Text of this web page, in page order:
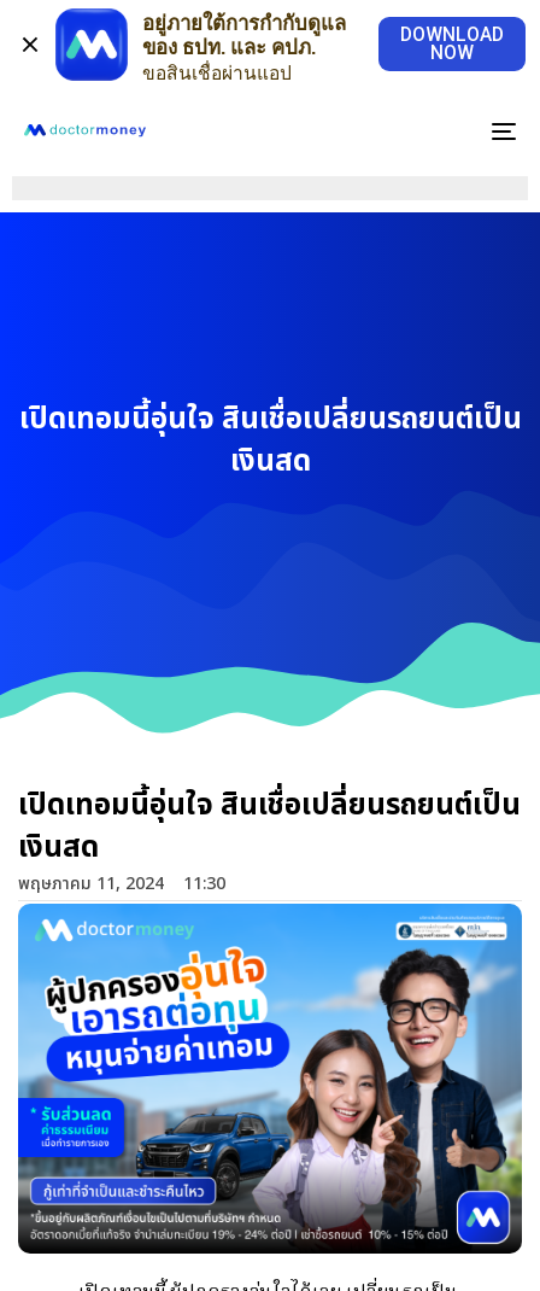
อยู่ภายใต้การกำกับดูแล
ของ ธปท. และ คปภ.
ขอสินเชื่อผ่านแอป
DOWNLOAD
NOW
เปิดเทอมนี้อุ่นใจ สินเชื่อเปลี่ยนรถยนต์เป็น
เงินสด
เปิดเทอมนี้อุ่นใจ สินเชื่อเปลี่ยนรถยนต์เป็น
เงินสด
พฤษภาคม 11, 2024 11:30